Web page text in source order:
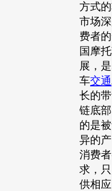
方式
市场
费者
国摩
展，
车交通
长的
链底
的是
异的
消费
求，
供相